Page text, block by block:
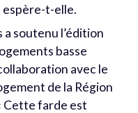
espère-t-elle.
soutenu l’édition
basse
avec le
de la Région
Cette farde est